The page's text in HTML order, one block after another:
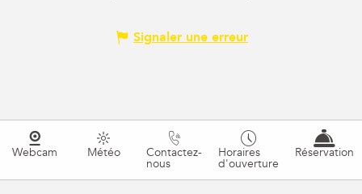
Signaler une erreur
Webcam Météo Contactez-
nous
Horaires
d'ouverture
Réservation